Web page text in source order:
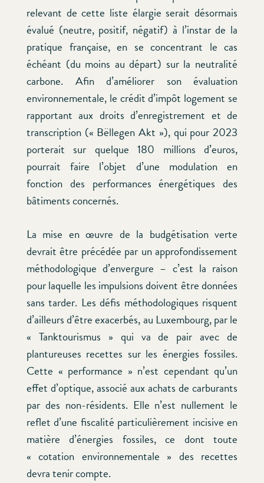
relevant de cette liste élargie serait désormais
évalué (neutre, positif, négatif) à l’instar de la
pratique française, en se concentrant le cas
échéant (du moins au départ) sur la neutralité
carbone. Afin d’améliorer son évaluation
environnementale, le crédit d’impôt logement se
rapportant aux droits d’enregistrement et de
transcription (« Bëllegen Akt »), qui pour 2023
porterait sur quelque 180 millions d’euros,
pourrait faire l’objet d’une modulation en
fonction des performances énergétiques des
bâtiments concernés.
La mise en œuvre de la budgétisation verte
devrait être précédée par un approfondissement
méthodologique d’envergure – c’est la raison
pour laquelle les impulsions doivent être données
sans tarder. Les défis méthodologiques risquent
d’ailleurs d’être exacerbés, au Luxembourg, par le
« Tanktourismus » qui va de pair avec de
plantureuses recettes sur les énergies fossiles.
Cette « performance » n’est cependant qu’un
effet d’optique, associé aux achats de carburants
par des non-résidents. Elle n’est nullement le
reflet d’une fiscalité particulièrement incisive en
matière d’énergies fossiles, ce dont toute
« cotation environnementale » des recettes
devra tenir compte.